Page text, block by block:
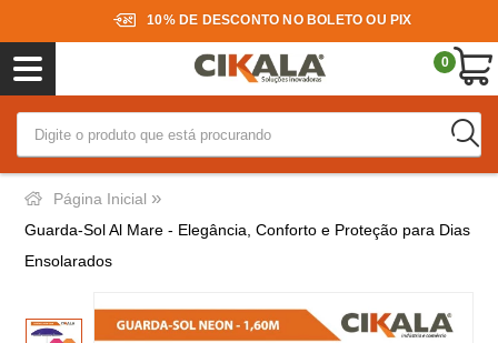
10% DE DESCONTO NO BOLETO OU PIX
0
Página Inicial »
Guarda-Sol Al Mare - Elegância, Conforto e Proteção para Dias
Ensolarados